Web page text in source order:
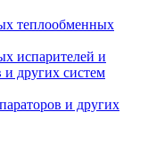
теплообменных
испарителей и
и других систем
и других